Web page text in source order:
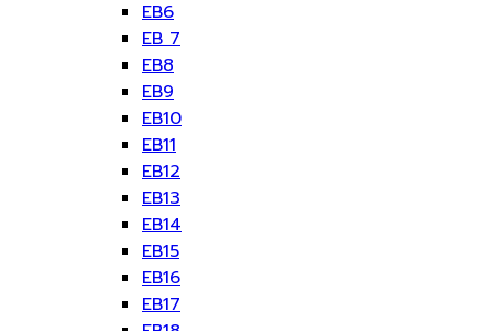
EB6
EB 7
EB8
EB9
EB10
EB11
EB12
EB13
EB14
EB15
EB16
EB17